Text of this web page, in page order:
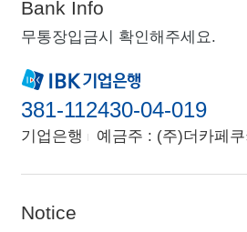
Bank Info
무통장입금시 확인해주세요.
381-112430-04-019
기업은행 예금주 : (주)더카페쿠
Notice